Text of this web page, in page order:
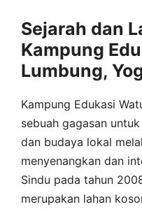
Sejarah dan
Kampung
Lumbung,
Kampung Edukasi
sebuah gagasan
dan budaya lokal
menyenangkan dan
Sindu pada tahun
merupakan lahan